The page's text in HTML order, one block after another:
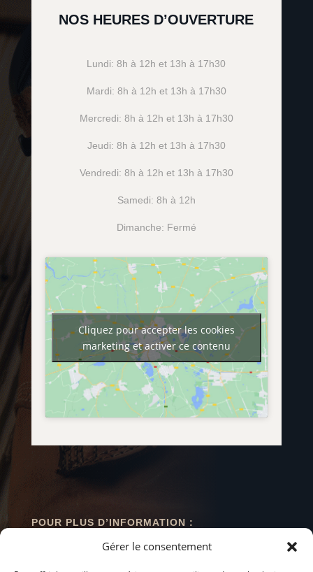
Gérer le consentement
NOS HEURES D’OUVERTURE
Lundi: 8h à 12h et 13h à 17h30
Mardi: 8h à 12h et 13h à 17h30
Mercredi: 8h à 12h et 13h à 17h30
Jeudi: 8h à 12h et 13h à 17h30
Vendredi: 8h à 12h et 13h à 17h30
Samedi: 8h à 12h
Dimanche: Fermé
Cliquez pour accepter les cookies
marketing et activer ce contenu
POUR PLUS D’INFORMATION :